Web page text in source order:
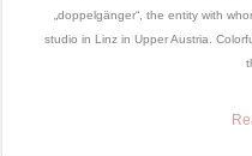
„doppelgänger“, the entity with
studio in Linz in Upper Austria.